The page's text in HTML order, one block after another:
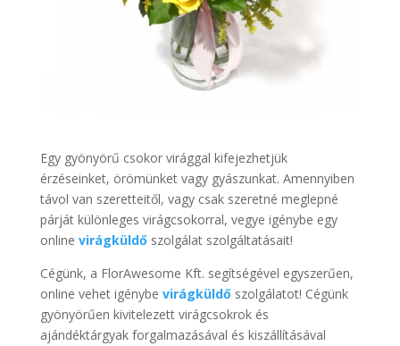
Egy gyönyörű csokor virággal kifejezhetjük
érzéseinket, örömünket vagy gyászunkat. Amennyiben
távol van szeretteitől, vagy csak szeretné meglepné
párját különleges virágcsokorral, vegye igénybe egy
online virágküldő szolgálat szolgáltatásait!
Cégünk, a FlorAwesome Kft. segítségével egyszerűen,
online vehet igénybe virágküldő szolgálatot! Cégünk
gyönyörűen kivitelezett virágcsokrok és
ajándéktárgyak forgalmazásával és kiszállításával